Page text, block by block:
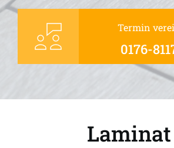
Termin
0176-
Laminat